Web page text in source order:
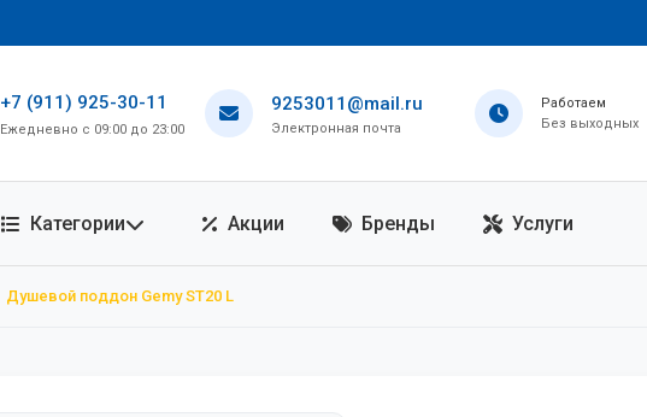
+7 (911) 925-30-11
Ежедневно с 09:00 до 23:00
9253011@mail.ru
Электронная почта
Работаем
Без выходных
Категории Акции Бренды Услуги
Душевой поддон Gemy ST20 L